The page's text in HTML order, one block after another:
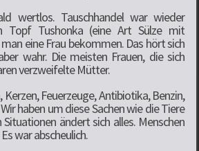
wertlos. Tauschhandel war wieder
Topf Tushonka (eine Art Sülze mit
eine Frau bekommen. Das hört sich
wahr. Die meisten Frauen, die sich
verzweifelte Mütter.
Feuerzeuge, Antibiotika, Benzin,
haben um diese Sachen wie die Tiere
ändert sich alles. Menschen
war abscheulich.